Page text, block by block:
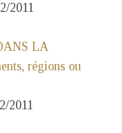
2011
LA
régions ou
2011